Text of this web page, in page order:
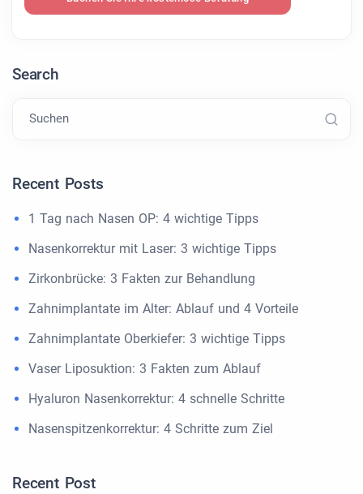
Search
Suchen
Recent Posts
1 Tag nach Nasen OP: 4 wichtige Tipps
Nasenkorrektur mit Laser: 3 wichtige Tipps
Zirkonbrücke: 3 Fakten zur Behandlung
Zahnimplantate im Alter: Ablauf und 4 Vorteile
Zahnimplantate Oberkiefer: 3 wichtige Tipps
Vaser Liposuktion: 3 Fakten zum Ablauf
Hyaluron Nasenkorrektur: 4 schnelle Schritte
Nasenspitzenkorrektur: 4 Schritte zum Ziel
Recent Post